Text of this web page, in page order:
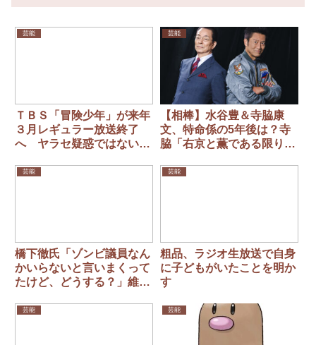
芸能
ＴＢＳ「冒険少年」が来年
３月レギュラー放送終了
へ ヤラセ疑惑ではない本
芸能
【相棒】水谷豊＆寺脇康
文、特命係の5年後は？寺
脇「右京と薫である限りは
退職があるんですよね…」
芸能
橋下徹氏「ゾンビ議員なん
かいらないと言いまくって
たけど、どうする？」維新
芸能
粗品、ラジオ生放送で自身
に子どもがいたことを明か
す
芸能 芸能